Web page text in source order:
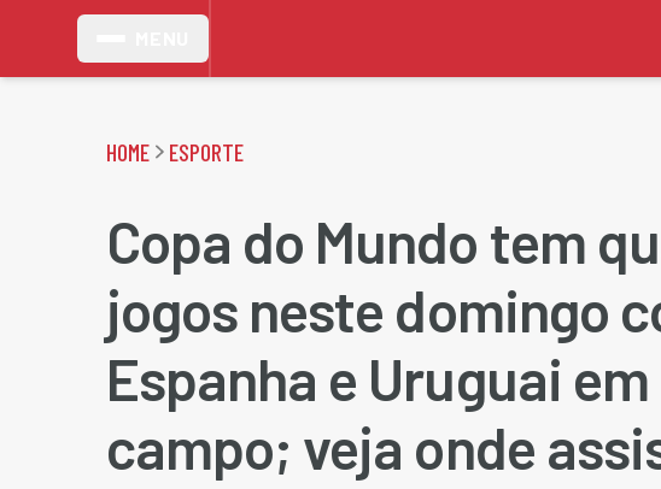
HOME ESPORTE
Copa do Mundo tem
jogos neste domingo
Espanha e Uruguai em
campo; veja onde